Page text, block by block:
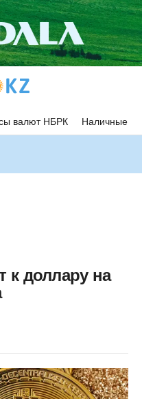
валют НБРК Наличные
к доллару на